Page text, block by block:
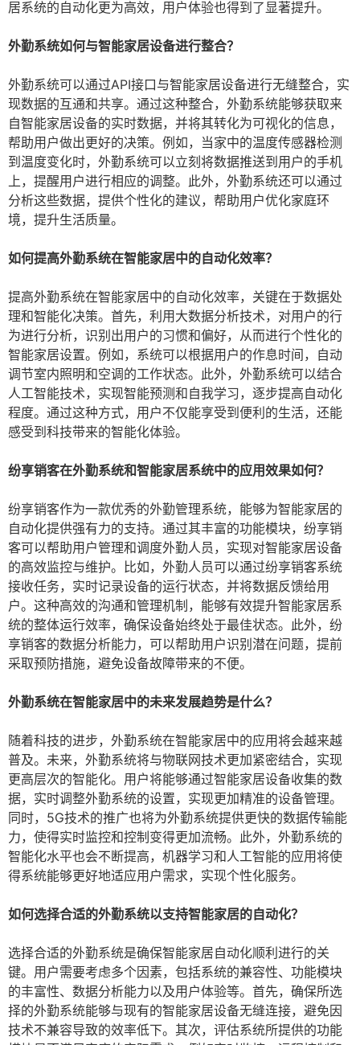
居系统的自动化更为高效，用户体验也得到了显著提升。
外勤系统如何与智能家居设备进行整合？
外勤系统可以通过API接口与智能家居设备进行无缝整合，实
现数据的互通和共享。通过这种整合，外勤系统能够获取来
自智能家居设备的实时数据，并将其转化为可视化的信息，
帮助用户做出更好的决策。例如，当家中的温度传感器检测
到温度变化时，外勤系统可以立刻将数据推送到用户的手机
上，提醒用户进行相应的调整。此外，外勤系统还可以通过
分析这些数据，提供个性化的建议，帮助用户优化家庭环
境，提升生活质量。
如何提高外勤系统在智能家居中的自动化效率？
提高外勤系统在智能家居中的自动化效率，关键在于数据处
理和智能化决策。首先，利用大数据分析技术，对用户的行
为进行分析，识别出用户的习惯和偏好，从而进行个性化的
智能家居设置。例如，系统可以根据用户的作息时间，自动
调节室内照明和空调的工作状态。此外，外勤系统可以结合
人工智能技术，实现智能预测和自我学习，逐步提高自动化
程度。通过这种方式，用户不仅能享受到便利的生活，还能
感受到科技带来的智能化体验。
纷享销客在外勤系统和智能家居系统中的应用效果如何？
纷享销客作为一款优秀的外勤管理系统，能够为智能家居的
自动化提供强有力的支持。通过其丰富的功能模块，纷享销
客可以帮助用户管理和调度外勤人员，实现对智能家居设备
的高效监控与维护。比如，外勤人员可以通过纷享销客系统
接收任务，实时记录设备的运行状态，并将数据反馈给用
户。这种高效的沟通和管理机制，能够有效提升智能家居系
统的整体运行效率，确保设备始终处于最佳状态。此外，纷
享销客的数据分析能力，可以帮助用户识别潜在问题，提前
采取预防措施，避免设备故障带来的不便。
外勤系统在智能家居中的未来发展趋势是什么？
随着科技的进步，外勤系统在智能家居中的应用将会越来越
普及。未来，外勤系统将与物联网技术更加紧密结合，实现
更高层次的智能化。用户将能够通过智能家居设备收集的数
据，实时调整外勤系统的设置，实现更加精准的设备管理。
同时，5G技术的推广也将为外勤系统提供更快的数据传输能
力，使得实时监控和控制变得更加流畅。此外，外勤系统的
智能化水平也会不断提高，机器学习和人工智能的应用将使
得系统能够更好地适应用户需求，实现个性化服务。
如何选择合适的外勤系统以支持智能家居的自动化？
选择合适的外勤系统是确保智能家居自动化顺利进行的关
键。用户需要考虑多个因素，包括系统的兼容性、功能模块
的丰富性、数据分析能力以及用户体验等。首先，确保所选
择的外勤系统能够与现有的智能家居设备无缝连接，避免因
技术不兼容导致的效率低下。其次，评估系统所提供的功能